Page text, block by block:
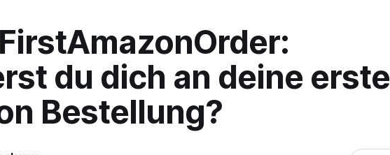
du dich an deine erste
Bestellung?